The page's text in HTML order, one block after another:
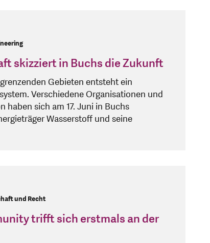
skizziert in Buchs die Zukunft
Gebieten entsteht ein
Verschiedene Organisationen und
haben sich am 17. Juni in Buchs
Wasserstoff und seine
und Recht
trifft sich erstmals an der